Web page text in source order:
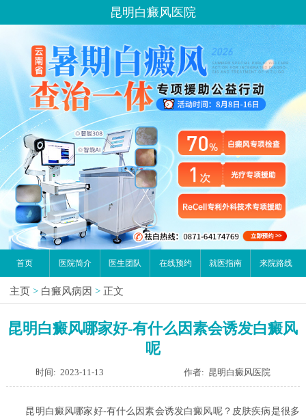
昆明白癜风医院
首页 医院简介 医生团队 在线预约 就医指南 来院路线
主页 > 白癜风病因 > 正文
昆明白癜风哪家好-有什么因素会诱发白癜风
呢
时间: 2023-11-13 作者: 昆明白癜风医院
昆明白癜风哪家好-有什么因素会诱发白癜风呢？皮肤疾病是很多